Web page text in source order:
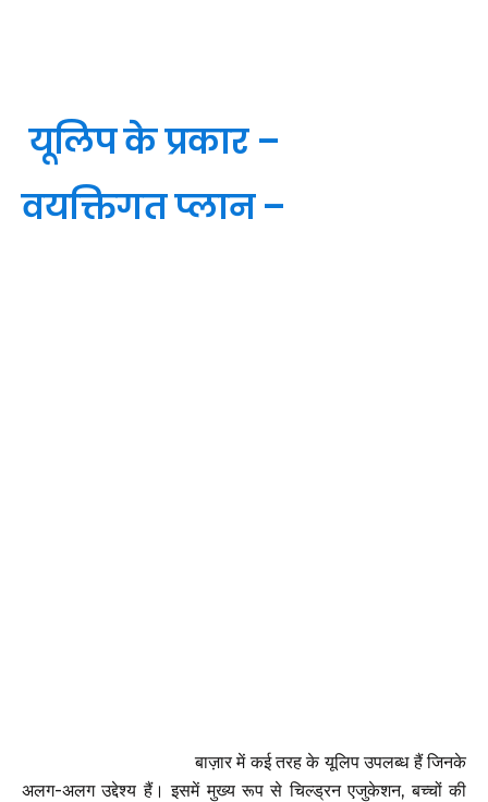
यूलिप के प्रकार –
वयक्तिगत प्लान –
बाज़ार में कई तरह के यूलिप उपलब्ध हैं जिनके
अलग-अलग उद्देश्य हैं। इसमें मुख्य रूप से चिल्ड्रन एजुकेशन, बच्चों की